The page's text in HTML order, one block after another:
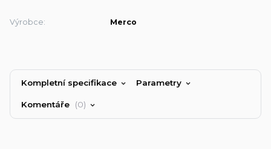
Výrobce: Merco
Kompletní specifikace Parametry
Komentáře 0